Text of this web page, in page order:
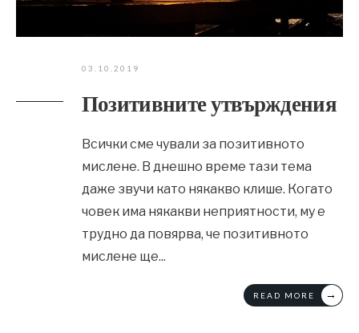
03.10.2019
Позитивните утвърждения
Всички сме чували за позитивното
мислене. В днешно време тази тема
даже звучи като някакво клише. Когато
човек има някакви неприятности, му е
трудно да повярва, че позитивното
мислене ще...
READ MORE →